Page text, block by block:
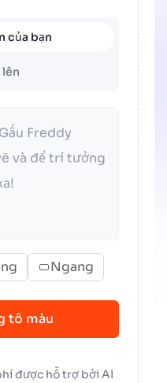
của bạn
lên
Ngang
tô màu
được hỗ trợ bởi AI